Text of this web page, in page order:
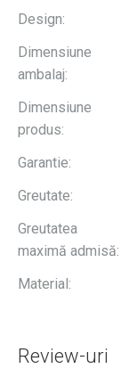
Design:
Dimensiune
ambalaj:
Dimensiune
produs:
Garantie:
Greutate:
Greutatea
maximă admisă:
Material:
Review-uri